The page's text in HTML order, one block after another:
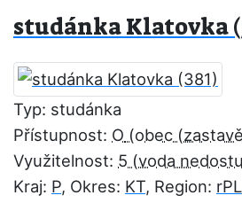
studánka Klatovka
Typ: studánka
Přístupnost: O
Využitelnost: 5
Kraj: P, Okres: KT, Region: rPL